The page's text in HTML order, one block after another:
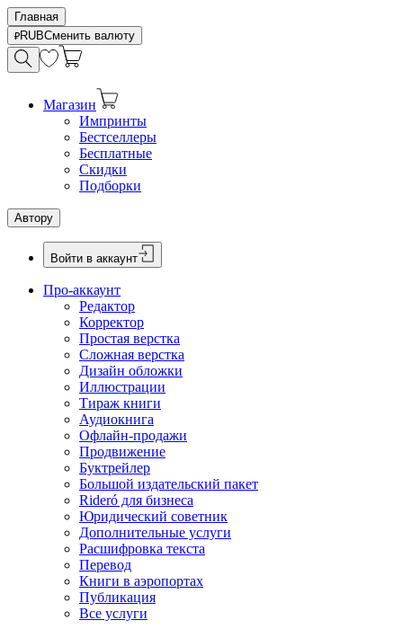
Главная
RUBСменить валюту
Магазин
Импринты
Бестселлеры
Бесплатные
Скидки
Подборки
Автору
Войти в аккаунт
Про-аккаунт
Редактор
Корректор
Простая верстка
Сложная верстка
Дизайн обложки
Иллюстрации
Тираж книги
Аудиокнига
Офлайн-продажи
Продвижение
Буктрейлер
Большой издательский пакет
Rideró для бизнеса
Юридический советник
Дополнительные услуги
Расшифровка текста
Перевод
Книги в аэропортах
Публикация
Все услуги